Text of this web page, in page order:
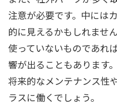
注意が必要です。中には
的に見えるかもしれませ
使っていないものであれ
響が出ることもあります
将来的なメンテナンス性
ラスに働くでしょう。